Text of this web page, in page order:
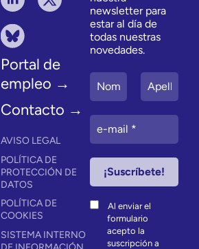
Portal de
empleo →
Contacto →
AVISO LEGAL
POLÍTICA DE
PROTECCIÓN DE
DATOS
POLÍTICA DE
COOKIES
SISTEMA INTERNO
newsletter para
estar al día de
todas nuestras
novedades.
Al enviar el
formulario
acepto la
suscripción a